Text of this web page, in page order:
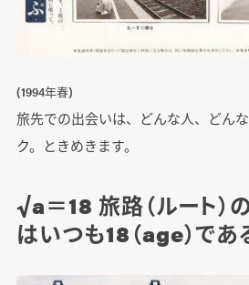
(1994年春)
旅先での出会いは、どんな人、どん
ク。ときめきます。
√a＝18 旅路（ルート）
はいつも18（age）であ